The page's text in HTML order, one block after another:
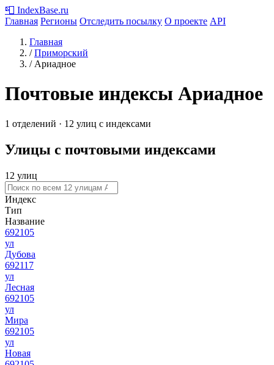
📮 IndexBase.ru
Главная Регионы Отследить посылку О проекте API
Главная
/ Приморский
/ Ариадное
Почтовые индексы Ариадное
1 отделений · 12 улиц с индексами
Улицы с почтовыми индексами
12 улиц
Индекс
Тип
Название
692105
ул
Дубова
692117
ул
Лесная
692105
ул
Мира
692105
ул
Новая